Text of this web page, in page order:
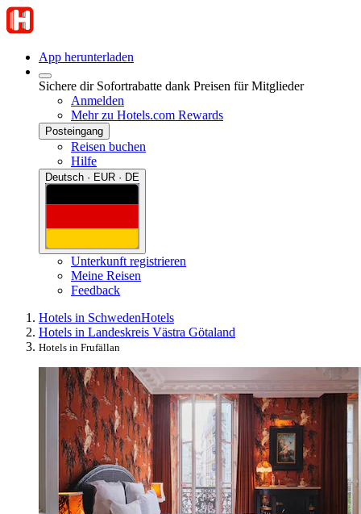
App herunterladen
Sichere dir Sofortrabatte dank Preisen für Mitglieder
Anmelden
Mehr zu Hotels.com Rewards
Posteingang
Reisen buchen
Hilfe
Deutsch · EUR · DE
Unterkunft registrieren
Meine Reisen
Feedback
Hotels in SchwedenHotels
Hotels in Landeskreis Västra Götaland
Hotels in Frufällan